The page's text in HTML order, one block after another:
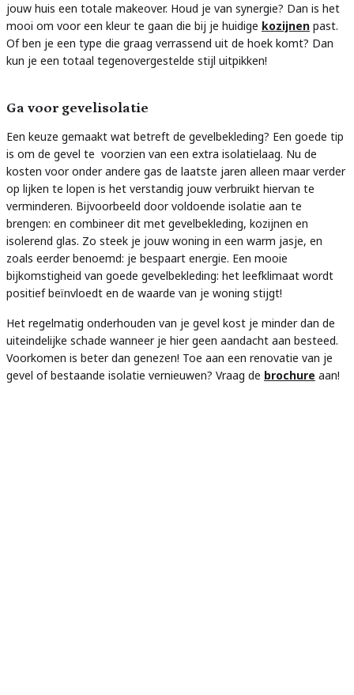
jouw huis een totale makeover. Houd je van synergie? Dan is het
mooi om voor een kleur te gaan die bij je huidige kozijnen past.
Of ben je een type die graag verrassend uit de hoek komt? Dan
kun je een totaal tegenovergestelde stijl uitpikken!
Ga voor gevelisolatie
Een keuze gemaakt wat betreft de gevelbekleding? Een goede tip
is om de gevel te voorzien van een extra isolatielaag. Nu de
kosten voor onder andere gas de laatste jaren alleen maar verder
op lijken te lopen is het verstandig jouw verbruikt hiervan te
verminderen. Bijvoorbeeld door voldoende isolatie aan te
brengen: en combineer dit met gevelbekleding, kozijnen en
isolerend glas. Zo steek je jouw woning in een warm jasje, en
zoals eerder benoemd: je bespaart energie. Een mooie
bijkomstigheid van goede gevelbekleding: het leefklimaat wordt
positief beïnvloedt en de waarde van je woning stijgt!
Het regelmatig onderhouden van je gevel kost je minder dan de
uiteindelijke schade wanneer je hier geen aandacht aan besteed.
Voorkomen is beter dan genezen! Toe aan een renovatie van je
gevel of bestaande isolatie vernieuwen? Vraag de brochure aan!